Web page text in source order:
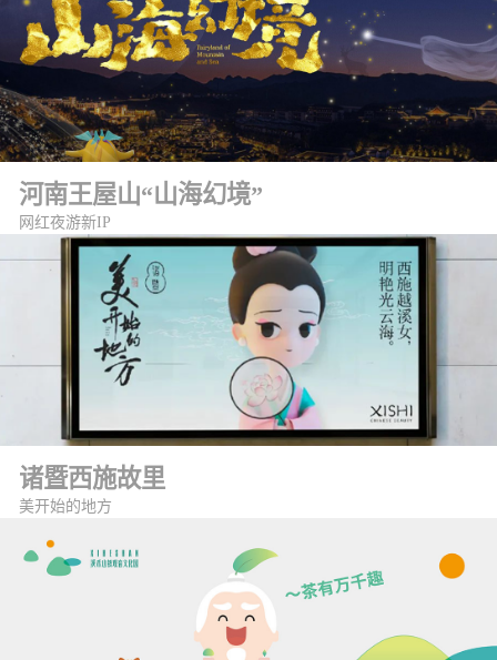
河南王屋山“山海幻境”
网红夜游新IP
诸暨西施故里
美开始的地方